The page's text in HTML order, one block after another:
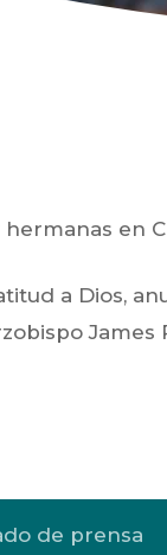
en
a Dios,
James
de prensa